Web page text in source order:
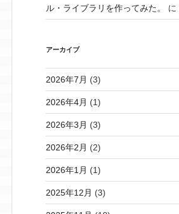
ル・ライブラリを作ってみた。
に
アーカイブ
2026年7月 (3)
2026年4月 (1)
2026年3月 (3)
2026年2月 (2)
2026年1月 (1)
2025年12月 (3)